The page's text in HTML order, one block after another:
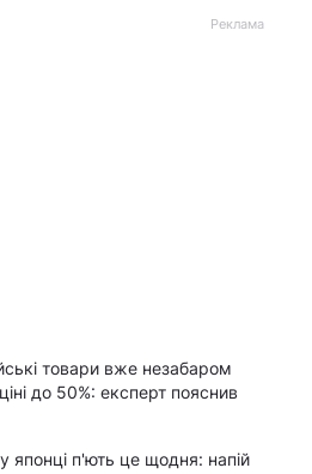
Реклама
товари вже незабаром
до 50%: експерт пояснив
японці п'ють це щодня: напій